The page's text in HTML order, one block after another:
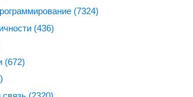
(7324)
(436)
(672)